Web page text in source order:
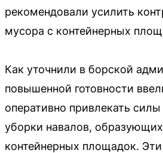
рекомендовали усилить
мусора с контейнерных
Как уточнили в борской
повышенной готовности
оперативно привлекать
уборки навалов,
контейнерных площадок.